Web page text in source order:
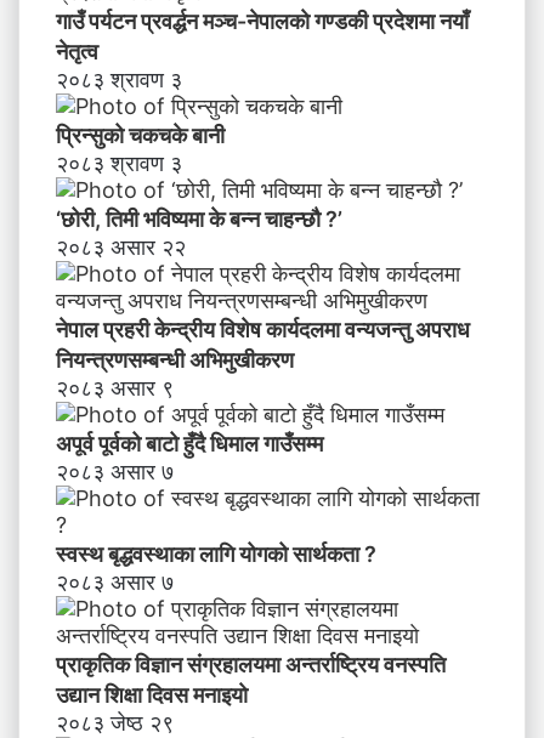
र्य
द
ल
मा
व
न्य
ज
न्तु
अ
प
रा
ध
नि
य
न्त्र
ण
स
म्ब
न्धी
भि
खी
क
र
ण
गाउँ पर्यटन प्रवर्द्धन मञ्च-नेपालकाे गण्डकी प्रदेशमा नयाँ
नेतृत्व
२०८३ श्रावण ३
प्रिन्सुको चकचके बानी
२०८३ श्रावण ३
‘छोरी, तिमी भविष्यमा के बन्न चाहन्छौ ?’
२०८३ असार २२
नेपाल प्रहरी केन्द्रीय विशेष कार्यदलमा वन्यजन्तु अपराध
नियन्त्रणसम्बन्धी अभिमुखीकरण
२०८३ असार ९
अपूर्व पूर्वको बाटो हुँदै धिमाल गाउँसम्म
२०८३ असार ७
स्वस्थ बृद्धवस्थाका लागि योगको सार्थकता ?
२०८३ असार ७
प्राकृतिक विज्ञान संग्रहालयमा अन्तर्राष्ट्रिय वनस्पति
उद्यान शिक्षा दिवस मनाइयाे
२०८३ जेष्ठ २९